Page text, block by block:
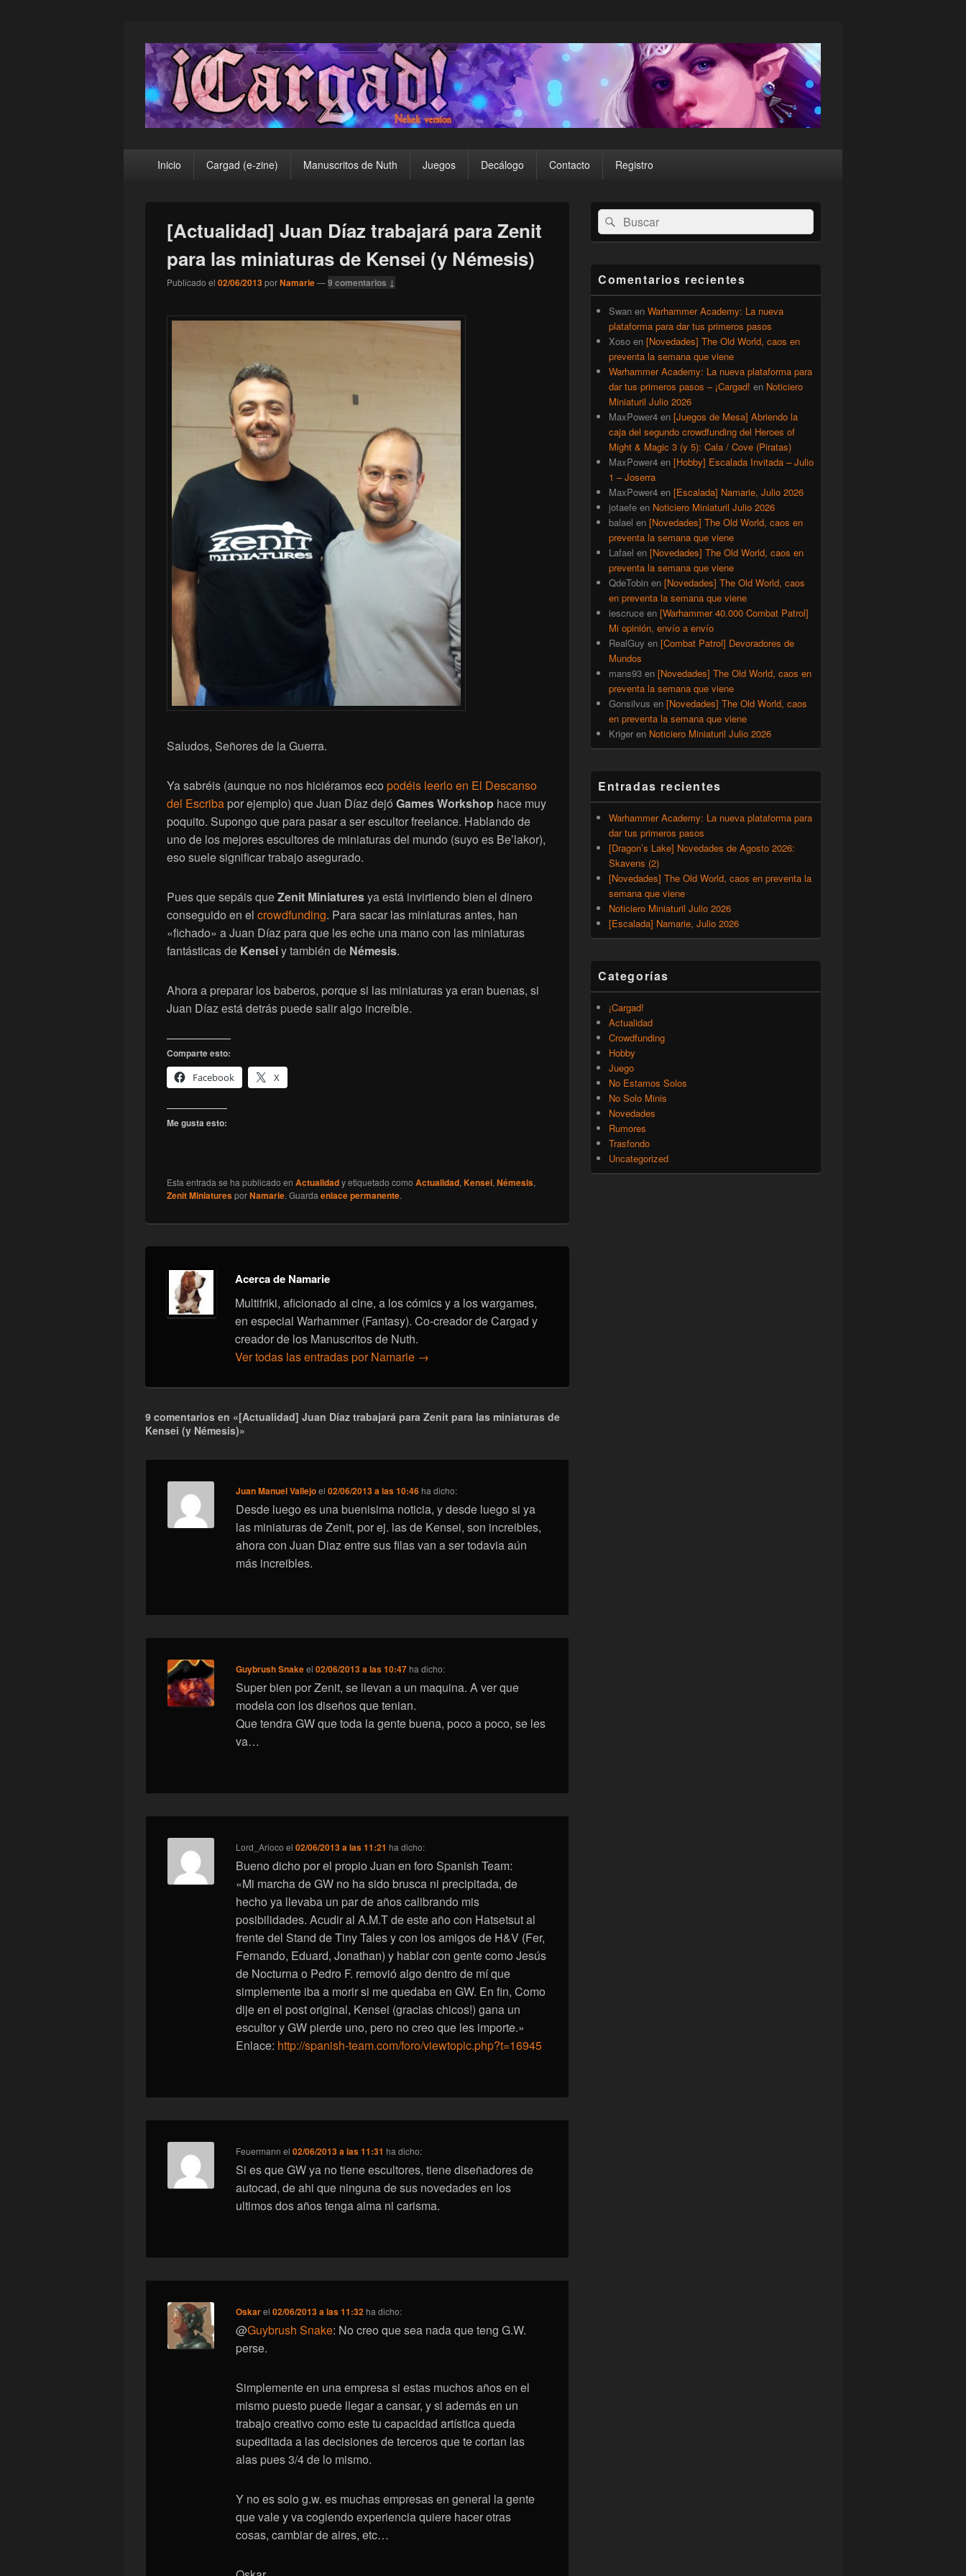
¡Cargad!
principalInicio Cargad (e-zine) Manuscritos de Nuth Juegos Decálogo Contacto Registro
[Actualidad] Juan Díaz trabajará para Zenit
para las miniaturas de Kensei (y Némesis)
Publicado el 02/06/2013porNamarie—9 comentarios ↓
Saludos, Señores de la Guerra.
Ya sabréis (aunque no nos hiciéramos eco podéis leerlo en El Descanso
del Escriba por ejemplo) que Juan Díaz dejó Games Workshop hace muy
poquito. Supongo que para pasar a ser escultor freelance. Hablando de
uno de los mejores escultores de miniaturas del mundo (suyo es Be’lakor),
eso suele significar trabajo asegurado.
Pues que sepáis queZenit Miniaturesya está invirtiendo bien el dinero
conseguido en el crowdfunding. Para sacar las miniaturas antes, han
«fichado» a Juan Díaz para que les eche una mano con las miniaturas
fantásticas de Kenseiy también de Némesis.
Ahora a preparar los baberos, porque si las miniaturas ya eran buenas, si
Juan Díaz está detrás puede salir algo increíble.
Comparte esto:
Facebook
X
Me gusta esto:
Esta entrada se ha publicado en Actualidady etiquetado como Actualidad, Kensei, Némesis,
Zenit MiniaturesporNamarie. Guarda enlace permanente.
Acerca de Namarie
Multifriki, aficionado al cine, a los cómics y a los wargames,
en especial Warhammer (Fantasy). Co-creador de Cargad y
creador de los Manuscritos de Nuth.
Ver todas las entradas por Namarie →
9 comentarios en «[Actualidad] Juan Díaz trabajará para Zenit para las miniaturas de
Kensei (y Némesis)»
Juan Manuel Vallejoel02/06/2013 a las 10:46ha dicho:
Desde luego es una buenisima noticia, y desde luego si ya
las miniaturas de Zenit, por ej. las de Kensei, son increibles,
ahora con Juan Diaz entre sus filas van a ser todavia aún
más increibles.
Guybrush Snakeel02/06/2013 a las 10:47ha dicho:
Super bien por Zenit, se llevan a un maquina. A ver que
modela con los diseños que tenian.
Que tendra GW que toda la gente buena, poco a poco, se les
va…
Lord_Arioco el02/06/2013 a las 11:21 ha dicho:
Bueno dicho por el propio Juan en foro Spanish Team:
«Mi marcha de GW no ha sido brusca ni precipitada, de
hecho ya llevaba un par de años calibrando mis
posibilidades. Acudir al A.M.T de este año con Hatsetsut al
frente del Stand de Tiny Tales y con los amigos de H&V (Fer,
Fernando, Eduard, Jonathan) y hablar con gente como Jesús
de Nocturna o Pedro F. removió algo dentro de mí que
simplemente iba a morir si me quedaba en GW. En fin, Como
dije en el post original, Kensei (gracias chicos!) gana un
escultor y GW pierde uno, pero no creo que les importe.»
Enlace: http://spanish-team.com/foro/viewtopic.php?t=16945
Feuermann el02/06/2013 a las 11:31 ha dicho:
Si es que GW ya no tiene escultores, tiene diseñadores de
autocad, de ahi que ninguna de sus novedades en los
ultimos dos años tenga alma ni carisma.
Oskarel02/06/2013 a las 11:32ha dicho:
@Guybrush Snake: No creo que sea nada que teng G.W.
perse.
Simplemente en una empresa si estas muchos años en el
mismo puesto puede llegar a cansar, y si además en un
trabajo creativo como este tu capacidad artística queda
supeditada a las decisiones de terceros que te cortan las
alas pues 3/4 de lo mismo.
Y no es solo g.w. es muchas empresas en general la gente
que vale y va cogiendo experiencia quiere hacer otras
cosas, cambiar de aires, etc…
El
área
de
lateral
primaria
Buscar
por:
Buscar
Comentarios recientes
Swan en Warhammer Academy: La nueva
plataforma para dar tus primeros pasos
Xoso en [Novedades] The Old World, caos en
preventa la semana que viene
Warhammer Academy: La nueva plataforma para
dar tus primeros pasos – ¡Cargad! en Noticiero
Miniaturil Julio 2026
MaxPower4 en [Juegos de Mesa] Abriendo la
caja del segundo crowdfunding del Heroes of
Might & Magic 3 (y 5): Cala / Cove (Piratas)
MaxPower4 en [Hobby] Escalada Invitada – Julio
1 – Joserra
MaxPower4 en [Escalada] Namarie, Julio 2026
jotaefe en Noticiero Miniaturil Julio 2026
balael en [Novedades] The Old World, caos en
preventa la semana que viene
Lafael en [Novedades] The Old World, caos en
preventa la semana que viene
QdeTobin en [Novedades] The Old World, caos
en preventa la semana que viene
iescruce en [Warhammer 40.000 Combat Patrol]
Mi opinión, envío a envío
RealGuy en [Combat Patrol] Devoradores de
Mundos
mans93 en [Novedades] The Old World, caos en
preventa la semana que viene
Gonsilvus en [Novedades] The Old World, caos
en preventa la semana que viene
Kriger en Noticiero Miniaturil Julio 2026
Entradas recientes
Warhammer Academy: La nueva plataforma para
dar tus primeros pasos
[Dragon’s Lake] Novedades de Agosto 2026:
Skavens (2)
[Novedades] The Old World, caos en preventa la
semana que viene
Noticiero Miniaturil Julio 2026
[Escalada] Namarie, Julio 2026
Categorías
¡Cargad!
Actualidad
Crowdfunding
Hobby
Juego
No Estamos Solos
No Solo Minis
Novedades
Rumores
Trasfondo
Uncategorized